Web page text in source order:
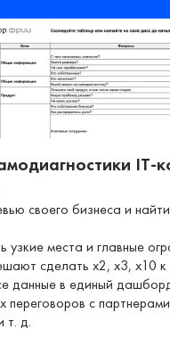
для
и управления
сразу применить в
IT-
своего бизнеса и
узкие места и главные
сделать х2, х3, х10 к
данные в единый
переговоров с
т. д.